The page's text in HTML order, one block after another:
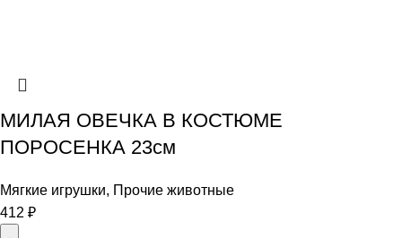
МИЛАЯ ОВЕЧКА В КОСТЮМЕ
ПОРОСЕНКА 23см
Мягкие игрушки, Прочие животные
412 ₽